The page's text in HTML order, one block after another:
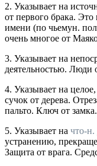
2. Указывает на
от первого брака. Это
имени (по чьемун.
очень многое от
3. Указывает на
деятельностью. Люди
4. Указывает на
сучок от дерева.
пальто. Ключ от замка.
5. Указывает на что-н.
устранению,
Защита от врага.